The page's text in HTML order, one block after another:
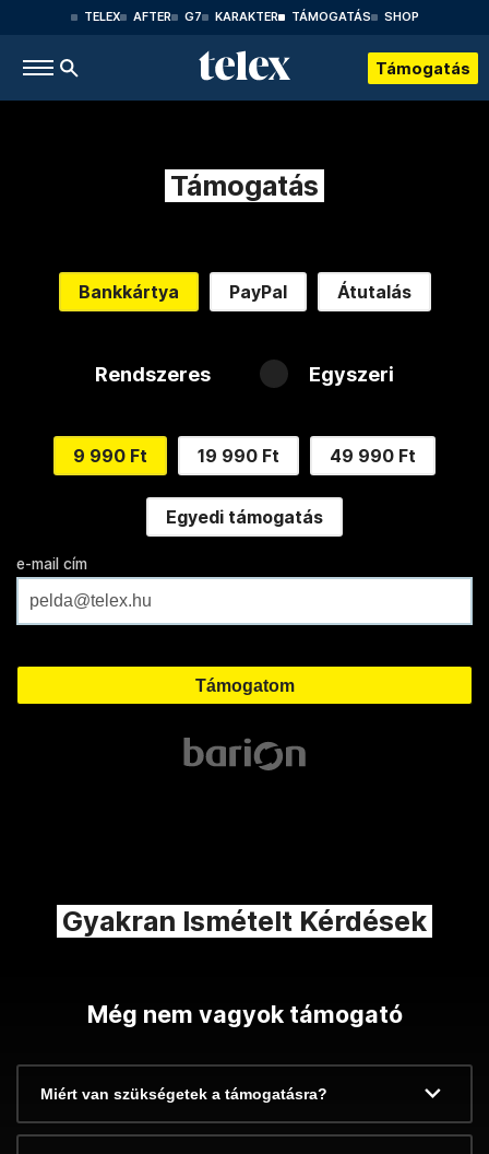
TELEX AFTER G7 KARAKTER TÁMOGATÁS SHOP
Támogatás
Támogatás
Bankkártya PayPal Átutalás
Rendszeres Egyszeri
9 990 Ft 19 990 Ft 49 990 Ft
Egyedi támogatás
e-mail cím
Gyakran Ismételt Kérdések
Még nem vagyok támogató
Miért van szükségetek a támogatásra?